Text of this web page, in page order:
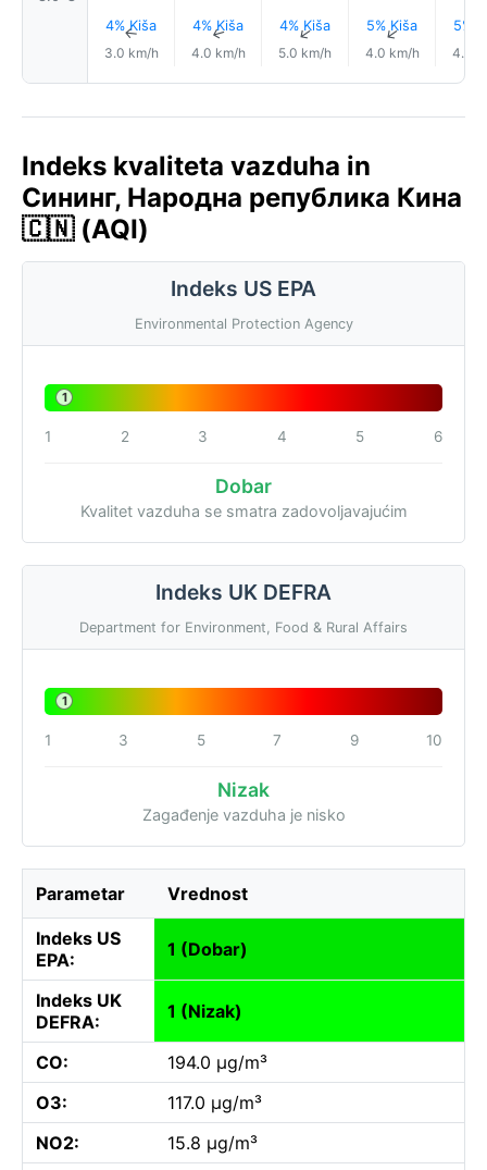
4% Kiša
↑
3.0 km/h
4% Kiša
↑
4.0 km/h
4% Kiša
↑
5.0 km/h
5% Kiša
↑
4.0 km/h
5%
4.0
Indeks kvaliteta vazduha in
Сининг, Народна република Кина
🇨🇳 (AQI)
Indeks US EPA
Environmental Protection Agency
1
1 2 3 4 5 6
Dobar
Kvalitet vazduha se smatra zadovoljavajućim
Indeks UK DEFRA
Department for Environment, Food & Rural Affairs
1
1 3 5 7 9 10
Nizak
Zagađenje vazduha je nisko
Parametar Vrednost
Indeks US
EPA:
1 (Dobar)
Indeks UK
DEFRA:
1 (Nizak)
CO:
194.0 µg/m³
O3:
117.0 µg/m³
NO2:
15.8 µg/m³